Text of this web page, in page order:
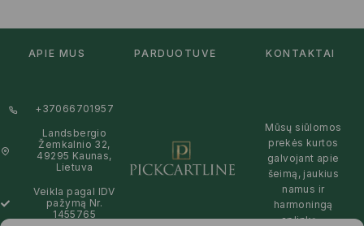
APIE MUS PARDUOTUVĖ KONTAKTAI
+37066701957
Landsbergio
Žemkalnio 32,
49295 Kaunas,
Lietuva
Veikla pagal IDV
pažymą Nr.
1455765
Mūsų siūlomos
prekės kurtos
galvojant apie
šeimą, jaukius
namus ir
harmoningą
aplinką –